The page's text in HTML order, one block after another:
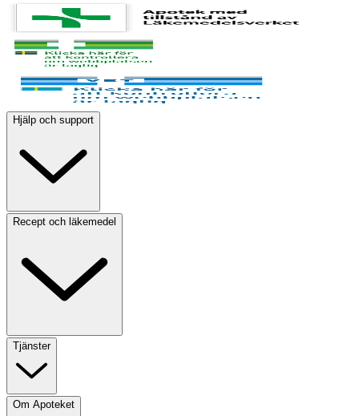
Hjälp och support
Recept och läkemedel
Tjänster
Om Apoteket